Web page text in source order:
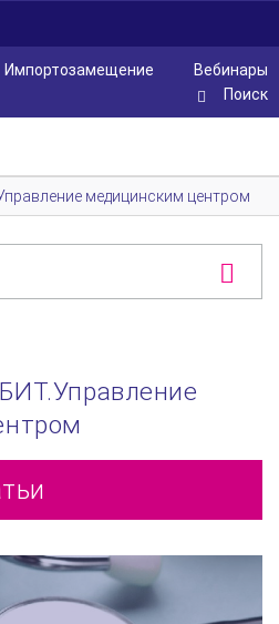
Вебинары
Импортозамещение
Поиск
медицинским центром